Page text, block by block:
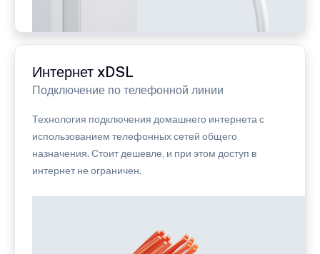
Интернет xDSL
Подключение по телефонной линии
Технология подключения домашнего интернета с
использованием телефонных сетей общего
назначения. Стоит дешевле, и при этом доступ в
интернет не ограничен.